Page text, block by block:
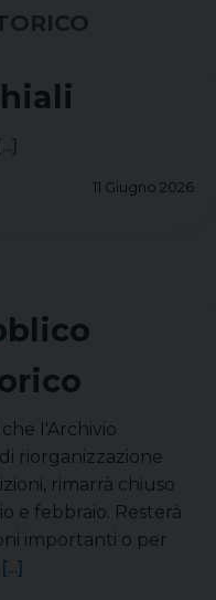
11 Giugno 2026
l'Archivio
riorganizzazione
rimarrà chiuso
e febbraio. Resterà
importanti o per
[...]